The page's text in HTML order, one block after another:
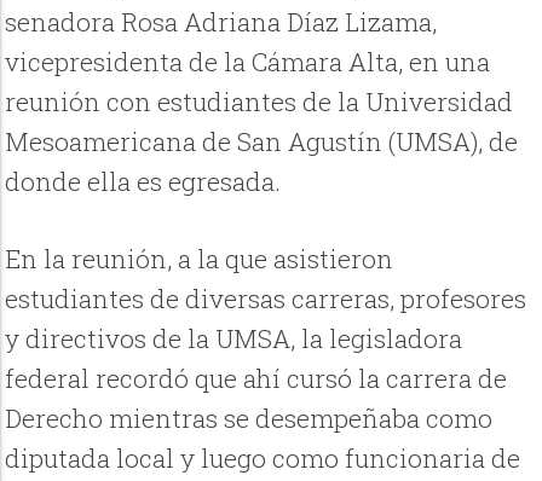
senadora Rosa Adriana Díaz Lizama,
vicepresidenta de la Cámara Alta, en una
reunión con estudiantes de la Universidad
Mesoamericana de San Agustín (UMSA), de
donde ella es egresada.
En la reunión, a la que asistieron
estudiantes de diversas carreras, profesores
y directivos de la UMSA, la legisladora
federal recordó que ahí cursó la carrera de
Derecho mientras se desempeñaba como
diputada local y luego como funcionaria de